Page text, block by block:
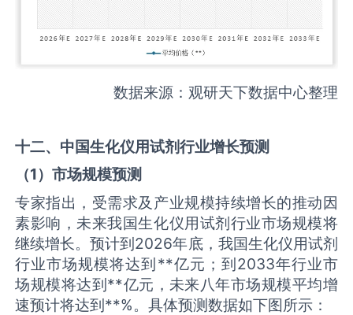
数据来源：观研天下数据中心整理
十二、中国生化仪用试剂行业增长预测
（1）市场规模预测
专家指出，受需求及产业规模持续增长的推动因
素影响，未来我国生化仪用试剂行业市场规模将
继续增长。预计到2026年底，我国生化仪用试剂
行业市场规模将达到**亿元；到2033年行业市
场规模将达到**亿元，未来八年市场规模平均增
速预计将达到**%。具体预测数据如下图所示：